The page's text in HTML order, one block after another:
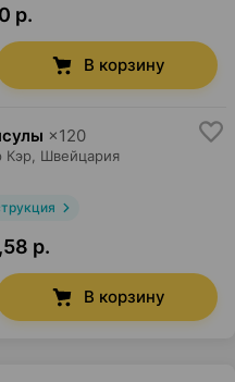
р.
В корзину
×120
Кэр , Швейцария
р.
В корзину